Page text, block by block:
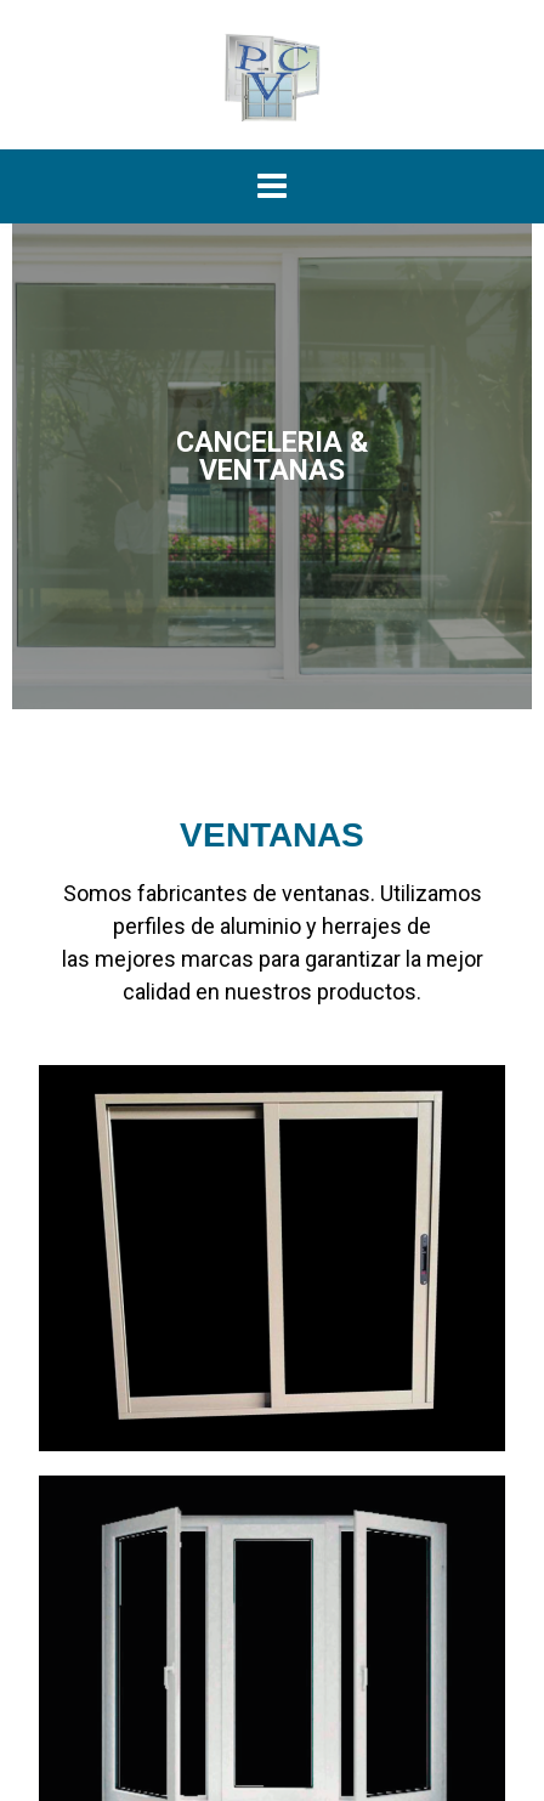
CANCELERIA &
VENTANAS
VENTANAS
Somos fabricantes de ventanas. Utilizamos
perfiles de aluminio y herrajes de
las mejores marcas para garantizar la mejor
calidad en nuestros productos.